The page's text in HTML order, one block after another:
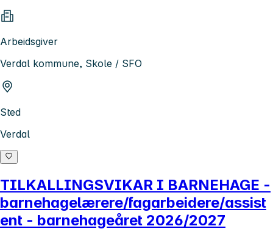
Arbeidsgiver
Verdal kommune, Skole / SFO
Sted
Verdal
TILKALLINGSVIKAR I BARNEHAGE -
barnehagelærere/fagarbeidere/assist
ent - barnehageåret 2026/2027